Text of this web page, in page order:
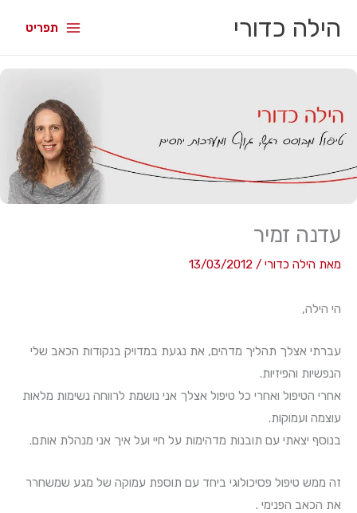
הילה כדורי תפריט
עדנה זמיר
מאת הילה כדורי /
13/03/2012
הי הילה,
עברתי אצלך תהליך מדהים, את נגעת במדויק בנקודות הכאב שלי
הנפשיות והפיזיות.
אחרי הטיפול ואחרי כל טיפול אצלך אני נושמת לרווחה נשימות מלאות
עוצמה ועמוקות.
בנוסף יצאתי עם תובנות מדהימות על חיי ועל איך אני מנהלת אותם.
זה ממש טיפול פסיכולוגי ביחד עם תוספת עמוקה של מגע שמשחרר
את הכאב הפנימי .